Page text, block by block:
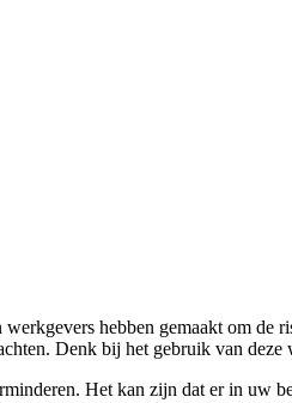
hebben gemaakt om de
Denk bij het gebruik van deze
Het kan zijn dat er in